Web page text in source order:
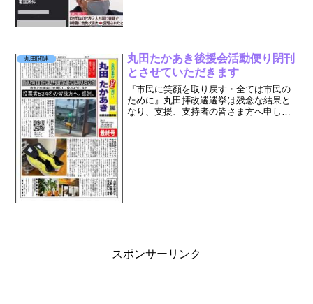
丸田関連
丸田たかあき後援会活動便り閉刊
とさせていただきます
『市民に笑顔を取り戻す・全ては市民の
ために』丸田拝改選選挙は残念な結果と
なり、支援、支持者の皆さま方へ申し訳
スポンサーリンク